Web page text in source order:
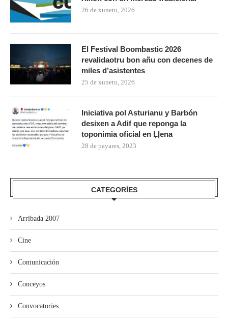
26 de xunetu, 2026
El Festival Boombastic 2026
revalidaotru bon añu con decenes de
miles d’asistentes
25 de xunetu, 2026
Iniciativa pol Asturianu y Barbón
desixen a Adif que reponga la
toponimia oficial en Ḷḷena
28 de payares, 2023
CATEGORÍES
Arribada 2007
Cine
Comunicación
Conceyos
Convocatories